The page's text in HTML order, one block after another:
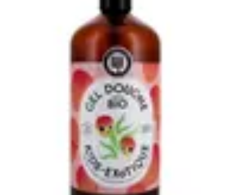
Découvertes
Dégustationdécouverte